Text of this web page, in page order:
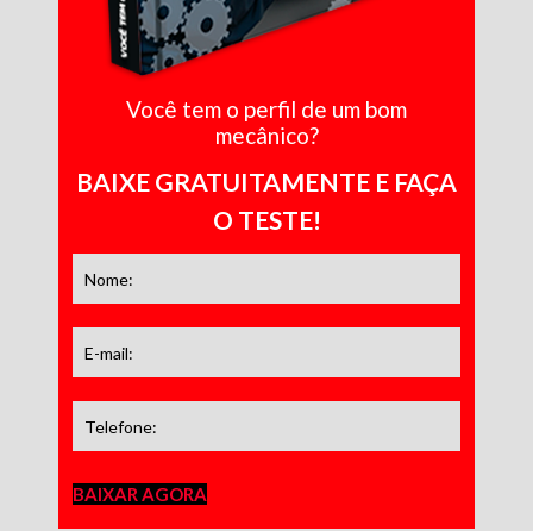
Você tem o perfil de um bom
mecânico?
BAIXE GRATUITAMENTE E FAÇA
O TESTE!
BAIXAR AGORA